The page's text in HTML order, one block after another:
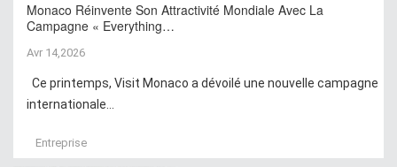
Monaco Réinvente Son Attractivité Mondiale Avec La
Campagne « Everything…
Avr 14,2026
Ce printemps, Visit Monaco a dévoilé une nouvelle campagne
internationale...
Entreprise